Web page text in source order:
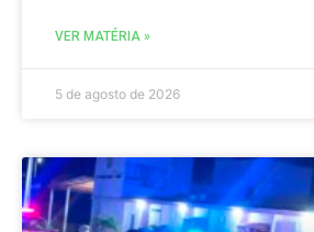
VER MATÉRIA »
5 de agosto de 2026